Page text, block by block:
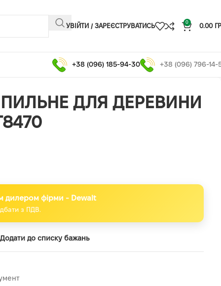
УВІЙТИ / ЗАРЕЄСТРУВАТИСЬ
0
0.00
+38 (096) 185-94-30 +38 (096) 796-14-
ДЛЯ ДЕРЕВИНИ
дилером фірми - Dewalt
з ПДВ.
Додати до списку бажань